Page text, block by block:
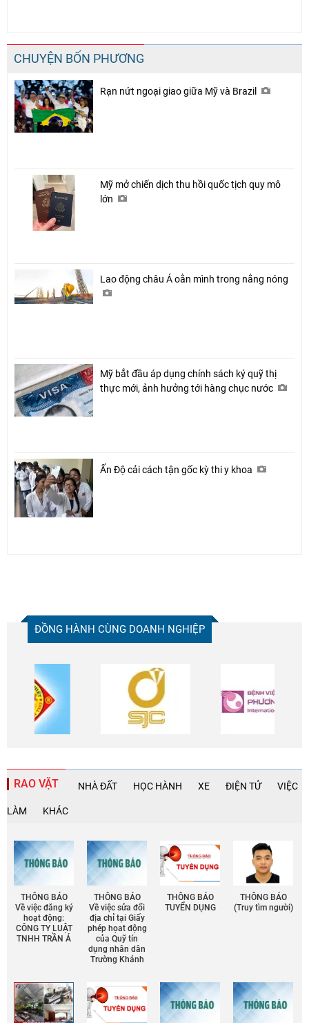
CHUYỆN BỐN PHƯƠNG
Rạn nứt ngoại giao giữa Mỹ và Brazil
Mỹ mở chiến dịch thu hồi quốc tịch quy mô
lớn
Lao động châu Á oằn mình trong nắng nóng
Mỹ bắt đầu áp dụng chính sách ký quỹ thị
thực mới, ảnh hưởng tới hàng chục nước
Ấn Độ cải cách tận gốc kỳ thi y khoa
ĐỒNG HÀNH CÙNG DOANH NGHIỆP
RAO VẶT NHÀ ĐẤT HỌC HÀNH XE ĐIỆN TỬ VIỆC
LÀM KHÁC
THÔNG BÁO
Về việc đăng ký
hoạt động:
CÔNG TY LUẬT
TNHH TRẦN Á
THÔNG BÁO
Về việc sửa đổi
địa chỉ tại Giấy
phép họat động
của Quỹ tín
dụng nhân dân
Trường Khánh
THÔNG BÁO
TUYỂN DỤNG
THÔNG BÁO
(Truy tìm người)